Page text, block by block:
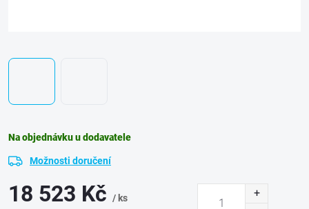
Na objednávku u dodavatele
Možnosti doručení
18 523 Kč / ks